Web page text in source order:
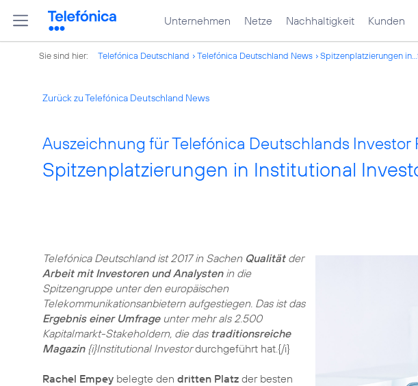
Unternehmen Netze Nachhaltigkeit Kunden
Sie sind hier: Telefónica Deutschland Telefónica Deutschland News Spitzenplatzierungen
Zurück zu Telefónica Deutschland News
Auszeichnung für Telefónica Deutschlands Investor
Spitzenplatzierungen in Institutional
Telefónica Deutschland ist 2017 in Sachen Qualitätder
Arbeit mit Investoren und Analystenin die
Spitzengruppe unter den europäischen
Telekommunikationsanbietern aufgestiegen. Das ist das
Ergebnis einer Umfrageunter mehr als 2.500
Kapitalmarkt-Stakeholdern, die das traditionsreiche
Magazin {i}Institutional Investordurchgeführt hat.{/i}
Rachel Empey belegte den dritten Platz der besten